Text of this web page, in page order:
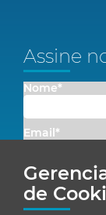
de
Assine
Nome*
Email*
Concordo em